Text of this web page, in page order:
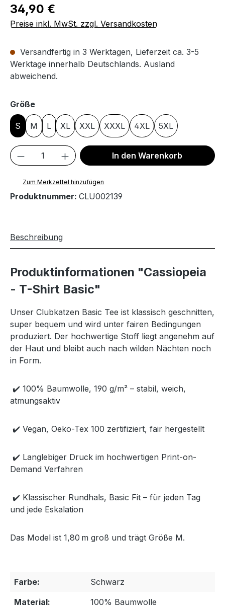
Regulärer Preis:
34,90 €
Preise inkl. MwSt. zzgl. Versandkosten
Versandfertig in 3 Werktagen, Lieferzeit ca. 3-5
Werktage innerhalb Deutschlands. Ausland
abweichend.
Größeauswählen
S M L XL XXL XXXL 4XL 5XL
Produkt Anzahl: Gib den gewünschten
In den Warenkorb
Zum Merkzettel hinzufügen
Produktnummer: CLU002139
Beschreibung
Produktinformationen "Cassiopeia
- T-Shirt Basic"
Unser Clubkatzen Basic Tee ist klassisch geschnitten,
super bequem und wird unter fairen Bedingungen
produziert. Der hochwertige Stoff liegt angenehm auf
der Haut und bleibt auch nach wilden Nächten noch
in Form.
✔️ 100% Baumwolle, 190 g/m² – stabil, weich,
atmungsaktiv
✔️ Vegan, Oeko-Tex 100 zertifiziert, fair hergestellt
✔️ Langlebiger Druck im hochwertigen Print-on-
Demand Verfahren
✔️ Klassischer Rundhals, Basic Fit – für jeden Tag
und jede Eskalation
Das Model ist 1,80 m groß und trägt Größe M.
Farbe:
Schwarz
Material:
100% Baumwolle